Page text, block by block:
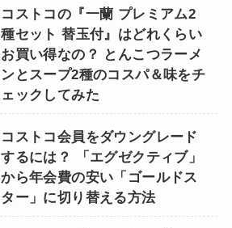
コストコの『一蘭 プレミアム2
種セット 替玉付』はどれくらい
お買い得なの？ とんこつラーメ
ンとスープ2種のコスパ＆味をチ
ェックしてみた
コストコ会員をダウングレード
するには？ 「エグゼクティブ」
から年会費の安い「ゴールドス
ター」に切り替える方法